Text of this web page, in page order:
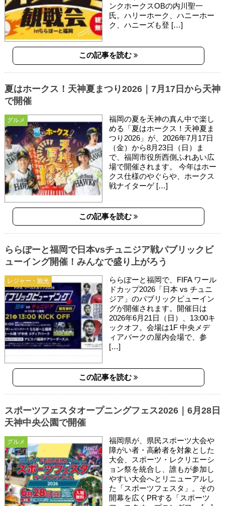
ンクホークスOBの内川聖一
氏。ハリーホーク、ハニーホー
ク、ハニーズも登 […]
この記事を読む
グルメ
夏はホークス！天神夏まつり2026｜7月17日から天神
で開催
福岡の夏を天神の真ん中で楽し
める「夏はホークス！天神夏ま
つり2026」が、2026年7月17日
（金）から8月23日（日）ま
で、福岡市役所西側ふれあい広
場で開催されます。 今年はホー
クス仕様のやぐらや、ホークス
戦ナイターゲ […]
この記事を読む
レジャー・観光
ららぽーと福岡で日本vsチュニジア戦パブリックビ
ューイング開催！みんなで盛り上がろう
ららぽーと福岡で、FIFA ワール
ドカップ2026「日本 vs チュニ
ジア」のパブリックビューイン
グが開催されます。開催日は
2026年6月21日（日）、13:00キ
ックオフ。会場は1F 中央メデ
ィアパークの屋内会場で、参
[…]
この記事を読む
グルメ
スポーツフェスタオープニングフェス2026｜6月28日
天神中央公園で開催
福岡県が、県民スポーツ大会や
障がい者・高齢者を対象とした
大会、スポーツ・レクリエーシ
ョン祭を統合し、誰もが参加し
やすい大会へとリニューアルし
た「スポーツフェスタ」。その
開幕を広くPRする「スポーツ